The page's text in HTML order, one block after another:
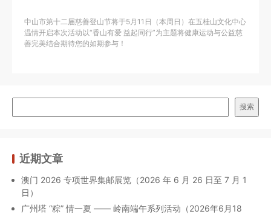
中山市第十二届慈善登山节将于5月11日（本周日）在五桂山文化中心
温情开启本次活动以“香山有爱 益起同行”为主题将健康运动与公益慈
善完美结合期待您的如期参与！
搜索
近期文章
澳门 2026 专项世界集邮展览（2026 年 6 月 26 日至 7 月 1
日）
广州塔 “粽” 情一夏 —— 岭南端午系列活动（2026年6月18